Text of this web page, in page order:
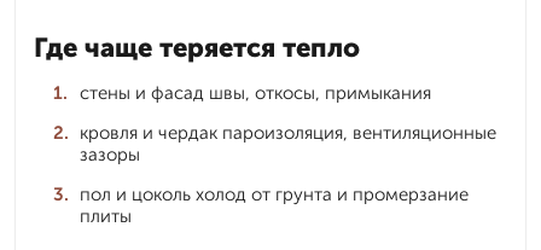
Где чаще теряется тепло
стены и фасад швы, откосы, примыкания
кровля и чердак пароизоляция, вентиляционные
зазоры
пол и цоколь холод от грунта и промерзание
плиты